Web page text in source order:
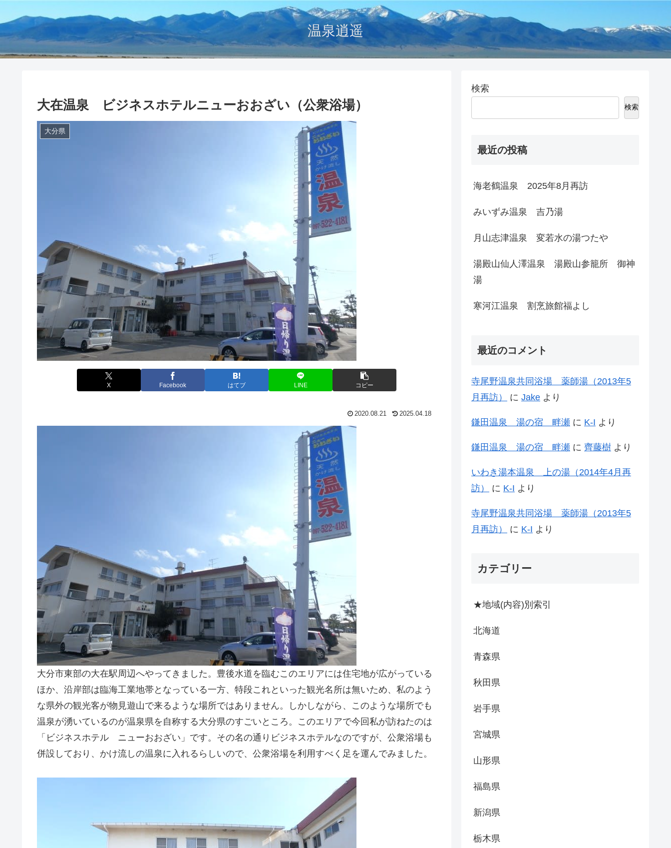
温泉逍遥
大在温泉 ビジネスホテルニューおおざい（公衆浴場）
大分県
X Facebook はてブ LINE コピー
2020.08.21 2025.04.18
大分市東部の大在駅周辺へやってきました。豊後水道を臨むこのエリアには住宅地が広がっている
ほか、沿岸部は臨海工業地帯となっている一方、特段これといった観光名所は無いため、私のよう
な県外の観光客が物見遊山で来るような場所ではありません。しかしながら、このような場所でも
温泉が湧いているのが温泉県を自称する大分県のすごいところ。このエリアで今回私が訪ねたのは
「ビジネスホテル ニューおおざい」です。その名の通りビジネスホテルなのですが、公衆浴場も
併設しており、かけ流しの温泉に入れるらしいので、公衆浴場を利用すべく足を運んでみました。
検索
検索
最近の投稿
海老鶴温泉 2025年8月再訪
みいずみ温泉 吉乃湯
月山志津温泉 変若水の湯つたや
湯殿山仙人澤温泉 湯殿山参籠所 御神
湯
寒河江温泉 割烹旅館福よし
最近のコメント
寺尾野温泉共同浴場 薬師湯（2013年5
月再訪）
に Jake より
鎌田温泉 湯の宿 畔瀬 に K-I より
鎌田温泉 湯の宿 畔瀬 に 齊藤樹 より
いわき湯本温泉 上の湯（2014年4月再
訪）
に K-I より
寺尾野温泉共同浴場 薬師湯（2013年5
月再訪）
に K-I より
カテゴリー
★地域(内容)別索引
北海道
青森県
秋田県
岩手県
宮城県
山形県
福島県
新潟県
栃木県